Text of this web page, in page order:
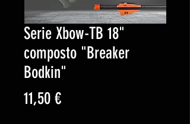
Serie Xbow-TB 18"
composto "Breaker
Bodkin"
11,50 €Prezzo